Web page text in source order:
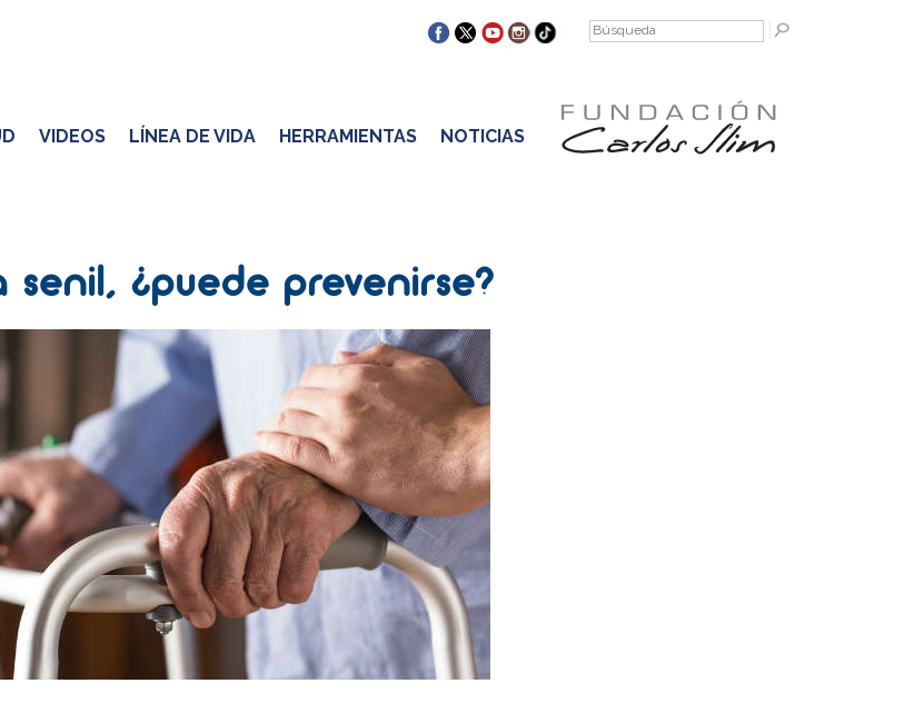
VIDEOS LÍNEA DE VIDA HERRAMIENTAS NOTICIAS
senil, ¿puede prevenirse?